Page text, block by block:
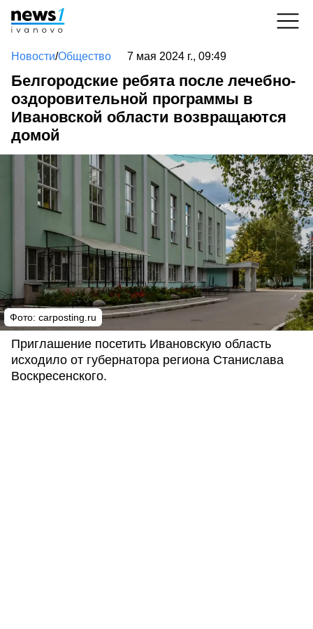
Новости/Общество 7 мая 2024 г., 09:49
Белгородские ребята после лечебно-
оздоровительной программы в
Ивановской области возвращаются
домой
Фото: carposting.ru
Приглашение посетить Ивановскую область
исходило от губернатора региона Станислава
Воскресенского.